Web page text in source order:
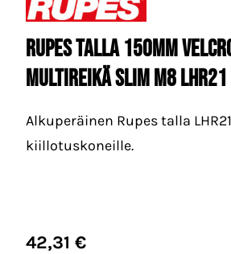
Rupes Talla 150mm
multireikä slim M8 LHR21
Alkuperäinen Rupes talla LHR21
kiillotuskoneille.
42,31 €